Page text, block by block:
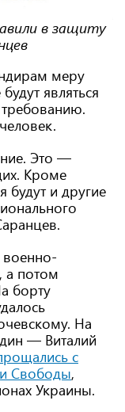
в защиту
меру
являться
Это —
Кроме
и другие
, а потом
борту
На
— Виталий
с
Свободы,
Украины.